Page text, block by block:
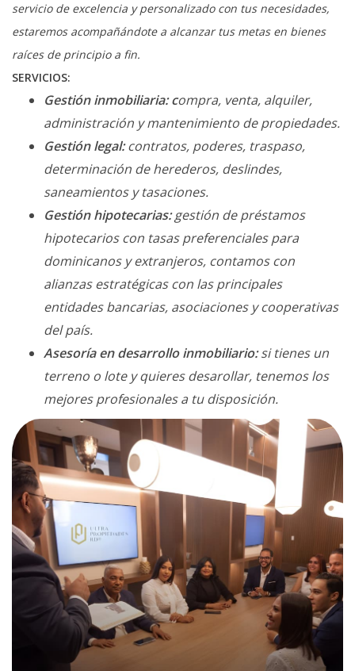
servicio de excelencia y personalizado con tus necesidades,
estaremos acompañándote a alcanzar tus metas en bienes
raíces de principio a fin.
SERVICIOS:
Gestión inmobiliaria: compra, venta, alquiler,
administración y mantenimiento de propiedades.
Gestión legal:contratos, poderes, traspaso,
determinación de herederos, deslindes,
saneamientos y tasaciones.
Gestión hipotecarias:gestión de préstamos
hipotecarios con tasas preferenciales para
dominicanos y extranjeros, contamos con
alianzas estratégicas con las principales
entidades bancarias, asociaciones y cooperativas
del país.
Asesoría en desarrollo inmobiliario:si tienes un
terreno o lote y quieres desarollar, tenemos los
mejores profesionales a tu disposición.